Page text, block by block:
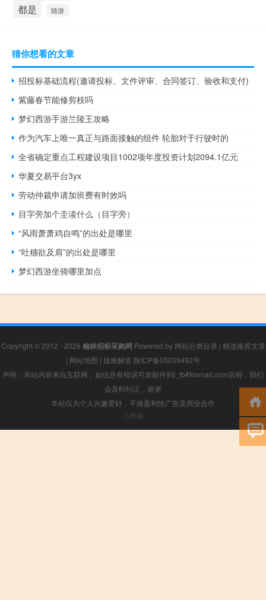
都是 陆游
猜你想看的文章
招投标基础流程(邀请投标、文件评审、合同签订、验收和支付)
紫藤春节能修剪枝吗
梦幻西游手游兰陵王攻略
作为汽车上唯一真正与路面接触的组件 轮胎对于行驶时的
全省确定重点工程建设项目1002项年度投资计划2094.1亿元
华夏交易平台3yx
劳动仲裁申请加班费有时效吗
目字旁加个圭读什么（目字旁）
“风雨萧萧鸡自鸣”的出处是哪里
“吐穗欲及肩”的出处是哪里
梦幻西游坐骑哪里加点
Copyright © 2012 - 2026 榆林招标采购网 Powered by 网站分类目录 | 精选推荐文章
| 网站地图 | 疑难解答 陕ICP备05039492号
声明：本站内容来自互联网，如信息有错误可发邮件到f_fb#foxmail.com说明，我们
会及时纠正，谢谢
本站仅为个人兴趣爱好，不接盈利性广告及商业合作
小男孩